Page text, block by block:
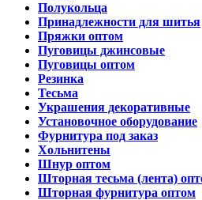
Полукольца
Принадлежности для шитья
Пряжки оптом
Пуговицы джинсовые
Пуговицы оптом
Резинка
Тесьма
Украшения декоративные
Установочное оборудование
Фурнитура под заказ
Хольнитены
Шнур оптом
Шторная тесьма (лента)
Шторная фурнитура оптом